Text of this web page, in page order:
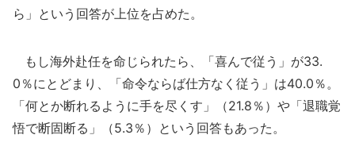
ら」という回答が上位を占めた。
もし海外赴任を命じられたら、「喜んで従う」が33.
0％にとどまり、「命令ならば仕方なく従う」は40.0％。
「何とか断れるように手を尽くす」（21.8％）や「退職覚
悟で断固断る」（5.3％）という回答もあった。